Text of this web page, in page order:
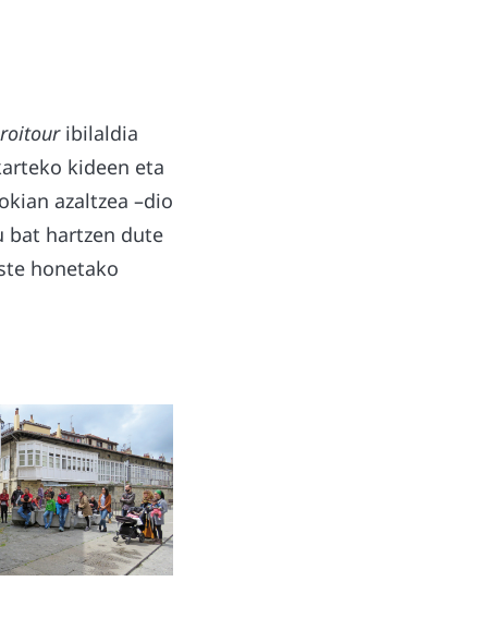
ibilaldia
kideen eta
azaltzea –dio
bat hartzen dute
honetako